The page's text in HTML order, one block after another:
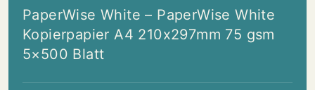
PaperWise White – PaperWise White
Kopierpapier A4 210x297mm 75 gsm
5×500 Blatt